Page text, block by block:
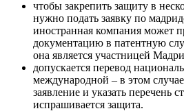
чтобы закрепить защиту в
нужно подать заявку по
иностранная компания может
документацию в патентную
она является участницей
допускается перевод
международной – в этом
заявление и указать перечень
испрашивается защита.